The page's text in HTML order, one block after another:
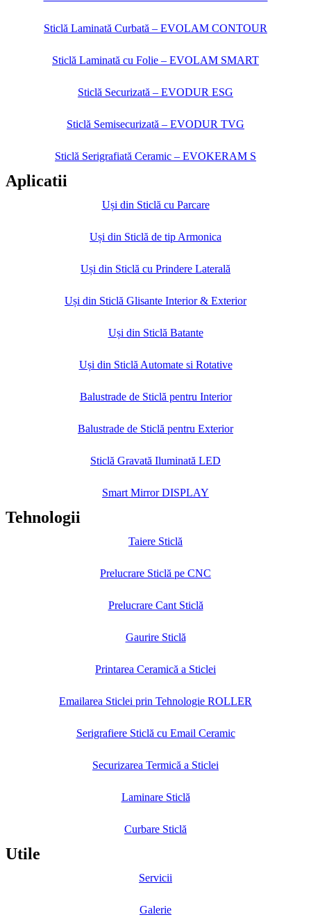
Sticlă Laminată Curbată – EVOLAM CONTOUR
Sticlă Laminată cu Folie – EVOLAM SMART
Sticlă Securizată – EVODUR ESG
Sticlă Semisecurizată – EVODUR TVG
Sticlă Serigrafiată Ceramic – EVOKERAM S
Aplicatii
Uși din Sticlă cu Parcare
Uși din Sticlă de tip Armonica
Uși din Sticlă cu Prindere Laterală
Uși din Sticlă Glisante Interior & Exterior
Uși din Sticlă Batante
Uși din Sticlă Automate si Rotative
Balustrade de Sticlă pentru Interior
Balustrade de Sticlă pentru Exterior
Sticlă Gravată Iluminată LED
Smart Mirror DISPLAY
Tehnologii
Taiere Sticlă
Prelucrare Sticlă pe CNC
Prelucrare Cant Sticlă
Gaurire Sticlă
Printarea Ceramică a Sticlei
Emailarea Sticlei prin Tehnologie ROLLER
Serigrafiere Sticlă cu Email Ceramic
Securizarea Termică a Sticlei
Laminare Sticlă
Curbare Sticlă
Utile
Servicii
Galerie